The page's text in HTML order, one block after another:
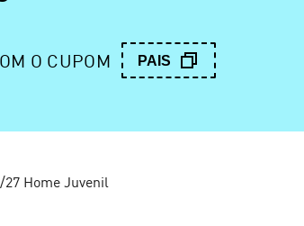
O CUPOM PAIS
Home Juvenil